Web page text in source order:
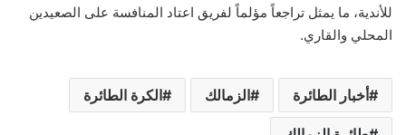
للأندية، ما يمثل تراجعاً مؤلماً لفريق اعتاد المنافسة على الصعيدين
المحلي والقاري.
أخبار الطائرة الزمالك الكرة الطائرة